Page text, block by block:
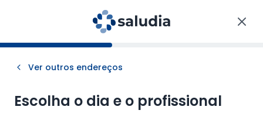
Ver outros endereços
Escolha o dia e o profissional